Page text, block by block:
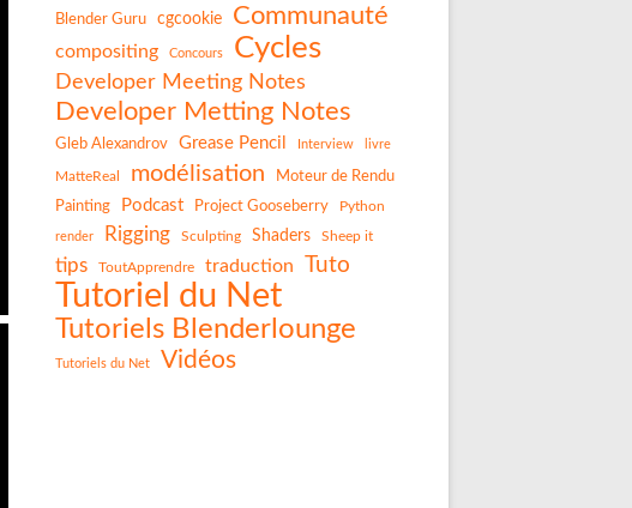
Blender Guru cgcookie Communauté
compositing Concours Cycles
Developer Meeting Notes
Developer Metting Notes
Gleb Alexandrov Grease Pencil Interview livre
MatteReal modélisation Moteur de Rendu
Painting Podcast Project Gooseberry Python
render Rigging Sculpting Shaders Sheep it
tips ToutApprendre traduction Tuto
Tutoriel du Net
Tutoriels Blenderlounge
Tutoriels du Net Vidéos